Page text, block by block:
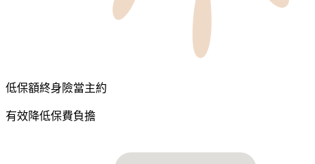
低保額終身險當主約
有效降低保費負擔